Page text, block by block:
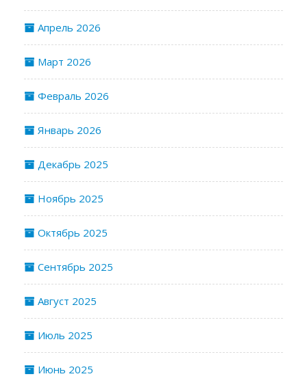
Апрель 2026
Март 2026
Февраль 2026
Январь 2026
Декабрь 2025
Ноябрь 2025
Октябрь 2025
Сентябрь 2025
Август 2025
Июль 2025
Июнь 2025